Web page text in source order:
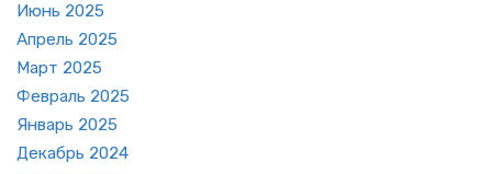
Июнь 2025
Ап­рель 2025
Март 2025
Фев­раль 2025
Ян­варь 2025
Де­кабрь 2024